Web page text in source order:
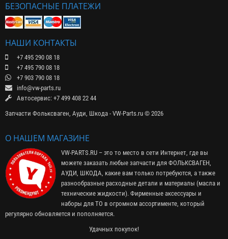
БЕЗОПАСНЫЕ ПЛАТЕЖИ
НАШИ КОНТАКТЫ
+7 495 290 08 18
+7 495 790 08 18
+7 903 790 08 18
info@vw-parts.ru
Автосервис: +7 499 408 22 44
Запчасти Фольксваген, Ауди, Шкода - VW-Parts.ru © 2026
О НАШЕМ МАГАЗИНЕ
VW-PARTS.RU – это то место в сети Интернет, где вы
можете заказать любые запчасти для ФОЛЬКСВАГЕН,
АУДИ, ШКОДА, какие вам только потребуются, а также
разнообразные расходные детали и материалы (масла и
технические жидкости). Фирменные аксессуары и
наборы для ТО в огромном ассортименте, который
регулярно обновляется и пополняется.
Удачных покупок!